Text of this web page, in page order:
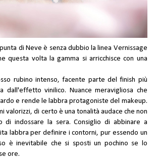
di Neve è senza dubbio la linea Vernissage
questa volta la gamma si arricchisce con una
rubino intenso, facente parte del finish più
dall'effetto vinilico. Nuance meravigliosa che
e rende le labbra protagoniste del makeup.
valorizzi, di certo è una tonalità audace che non
di indossare la sera. Consiglio di abbinare a
labbra per definire i contorni, pur essendo un
è inevitabile che si sposti un pochino se lo
ore.